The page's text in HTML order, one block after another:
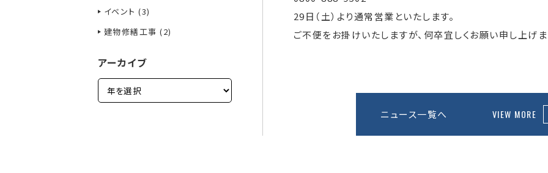
イベント (3)
建物修繕工事 (2)
アーカイブ
29日（土）より通常営業といたします。
ご不便をお掛けいたしますが、何卒宜しくお願い申し上げま
ニュース一覧へ VIEW MORE